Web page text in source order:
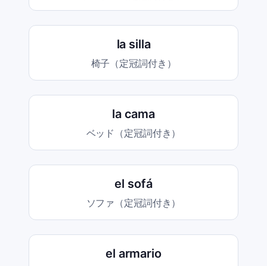
la silla
椅子（定冠詞付き）
la cama
ベッド（定冠詞付き）
el sofá
ソファ（定冠詞付き）
el armario